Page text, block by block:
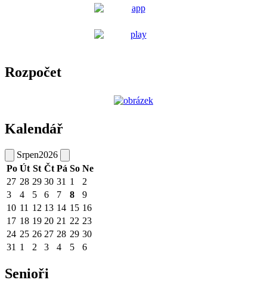
Rozpočet
Kalendář
Srpen2026
Po Út St Čt Pá So Ne
27 28 29 30 31 1
2
3
4 5 6 7 8
9
10 11 12 13 14 15 16
17 18 19 20 21 22 23
24 25 26 27 28 29 30
31 1 2 3 4 5 6
Senioři